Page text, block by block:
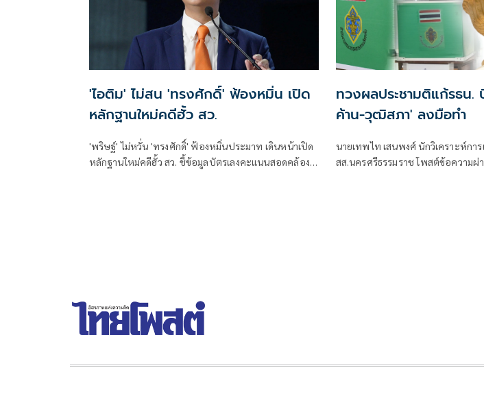
'ไอติม' ไม่สน 'ทรงศักดิ์' ฟ้องหมิ่น เปิด
หลักฐานใหม่คดีฮั้ว สว.
'พริษฐ์' ไม่หวั่น 'ทรงศักดิ์' ฟ้องหมิ่นประมาท เดินหน้าเปิด
หลักฐานใหม่คดีฮั้ว สว. ชี้ข้อมูลบัตรเลงคะแนนสอดคล้อง
ทวงผลประชามติแก้รธน.
ค้าน-วุฒิสภา' ลงมือทำ
นายเทพไท เสนพงศ์ นักวิเคราะห์การ
สส.นครศรีธรรมราช โพสต์ข้อความผ่